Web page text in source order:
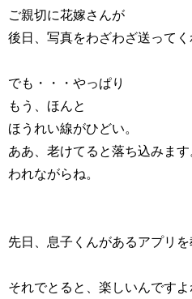
ご親切に花嫁さんが
後日、写真をわざわざ送ってく
でも・・・やっぱり
もう、ほんと
ほうれい線がひどい。
ああ、老けてると落ち込みます
われながらね。
先日、息子くんがあるアプリを
それでとると、楽しいんですよ